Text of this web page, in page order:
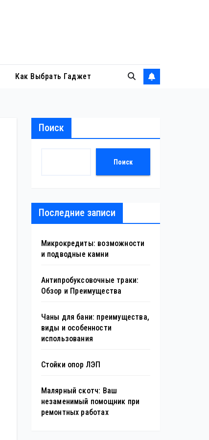
Как Выбрать Гаджет
Поиск
Поиск
Последние записи
Микрокредиты: возможности
и подводные камни
Антипробуксовочные траки:
Обзор и Преимущества
Чаны для бани: преимущества,
виды и особенности
использования
Стойки опор ЛЭП
Малярный скотч: Ваш
незаменимый помощник при
ремонтных работах